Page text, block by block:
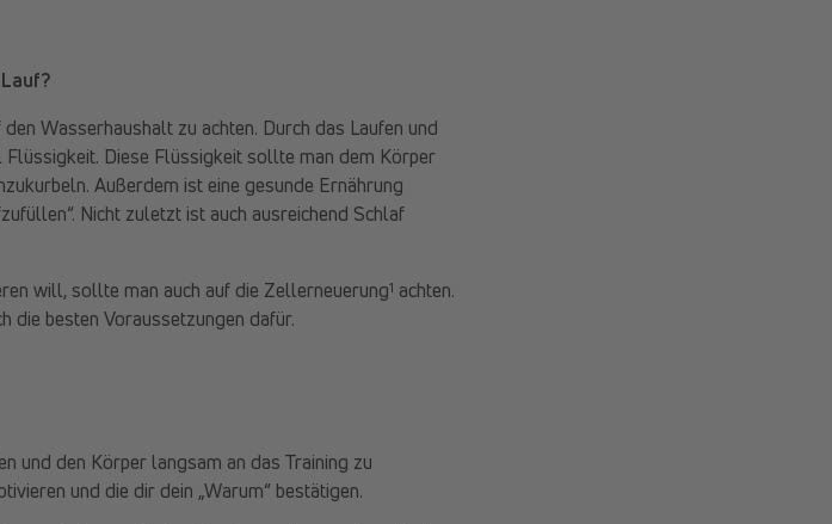
Wasserhaushalt zu achten. Durch das Laufen und
Diese Flüssigkeit sollte man dem Körper
Außerdem ist eine gesunde Ernährung
Nicht zuletzt ist auch ausreichend Schlaf
will, sollte man auch auf die Zellerneuerung1 achten.
die besten Voraussetzungen dafür.
und den Körper langsam an das Training zu
und die dir dein „Warum“ bestätigen.